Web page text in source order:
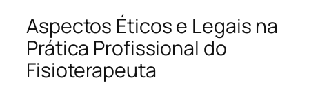
Aspectos Éticos e Legais na
Prática Profissional do
Fisioterapeuta